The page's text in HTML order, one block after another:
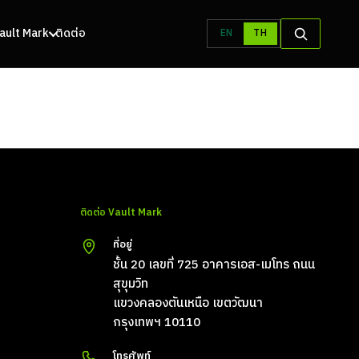
Mark ติดต่อ EN TH
ติดต่อ Vault Mark
ที่อยู่
ชั้น 20 เลขที่ 725 อาคารเอส-เมโทร ถนน
สุขุมวิท
แขวงคลองตันเหนือ เขตวัฒนา
กรุงเทพฯ 10110